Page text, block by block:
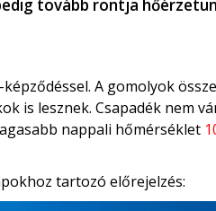
tovább rontja
A gomolyok
is lesznek. Csapadék nem
nappali hőmérséklet
tartozó előrejelzés: